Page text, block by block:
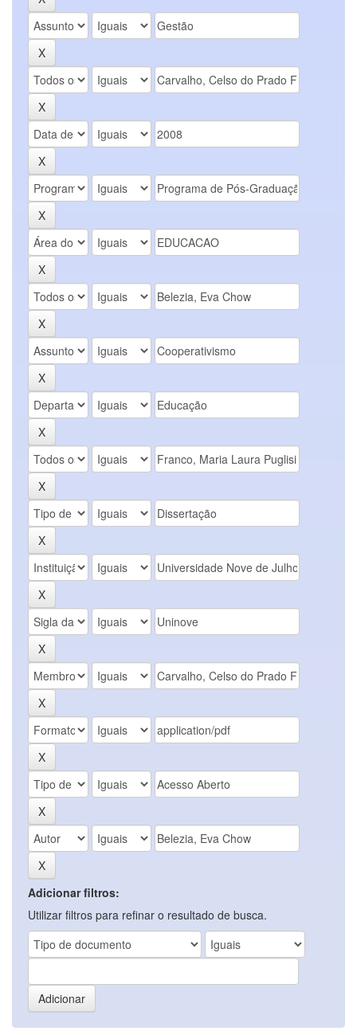
Adicionar filtros:
Utilizar filtros para refinar o resultado de busca.